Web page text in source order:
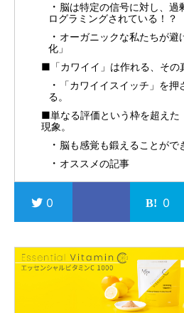
脳は特定の信号に対し、過
ログラミングされている！？
オーガニックな私たちが避
化」
■「カワイイ」は作れる、その
「カワイイスイッチ」を
る。
■単なる評価という枠を超えた
現象。
脳も感覚も鍛えることがで
オススメの記事
0 0